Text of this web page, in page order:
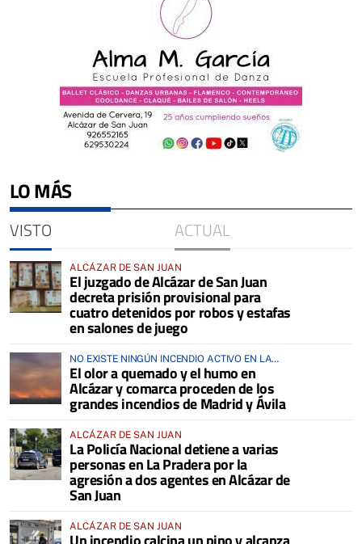
LO MÁS
VISTO ACTUAL
ALCÁZAR DE SAN JUAN
El juzgado de Alcázar de San Juan
decreta prisión provisional para
cuatro detenidos por robos y estafas
en salones de juego
NO EXISTE NINGÚN INCENDIO ACTIVO EN LA
COMARCA
El olor a quemado y el humo en
Alcázar y comarca proceden de los
grandes incendios de Madrid y Ávila
ALCÁZAR DE SAN JUAN
La Policía Nacional detiene a varias
personas en La Pradera por la
agresión a dos agentes en Alcázar de
San Juan
ALCÁZAR DE SAN JUAN